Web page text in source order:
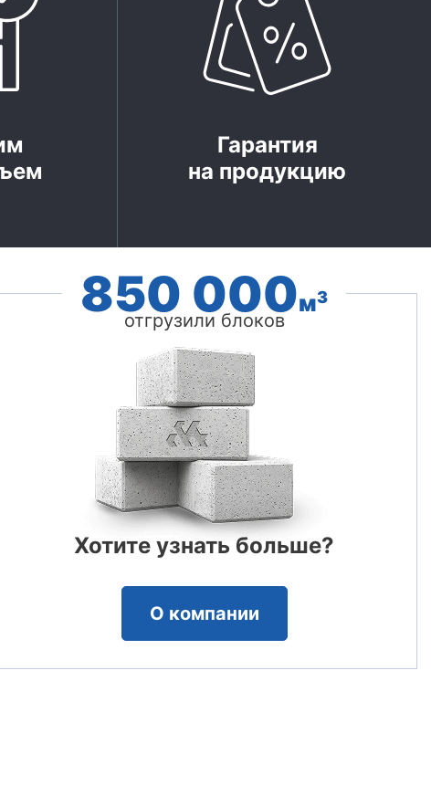
Гарантия
на продукцию
850 000м3
отгрузили блоков
Хотите узнать больше?
О компании